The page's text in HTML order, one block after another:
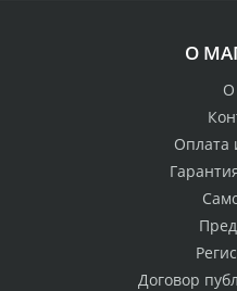
О
О
Оплата
Договор